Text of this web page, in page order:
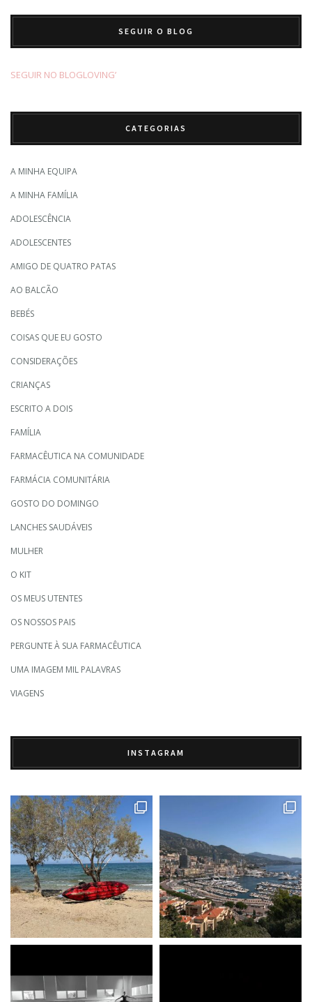
SEGUIR O BLOG
SEGUIR NO BLOGLOVING’
CATEGORIAS
A MINHA EQUIPA
A MINHA FAMÍLIA
ADOLESCÊNCIA
ADOLESCENTES
AMIGO DE QUATRO PATAS
AO BALCÃO
BEBÉS
COISAS QUE EU GOSTO
CONSIDERAÇÕES
CRIANÇAS
ESCRITO A DOIS
FAMÍLIA
FARMACÊUTICA NA COMUNIDADE
FARMÁCIA COMUNITÁRIA
GOSTO DO DOMINGO
LANCHES SAUDÁVEIS
MULHER
O KIT
OS MEUS UTENTES
OS NOSSOS PAIS
PERGUNTE À SUA FARMACÊUTICA
UMA IMAGEM MIL PALAVRAS
VIAGENS
INSTAGRAM